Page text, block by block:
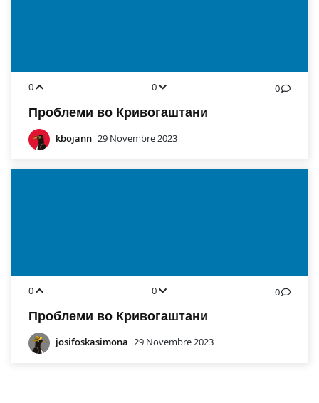
0 0 0
Проблеми во Кривогаштани
kbojann 29 Novembre 2023
0 0 0
Проблеми во Кривогаштани
josifoskasimona 29 Novembre 2023